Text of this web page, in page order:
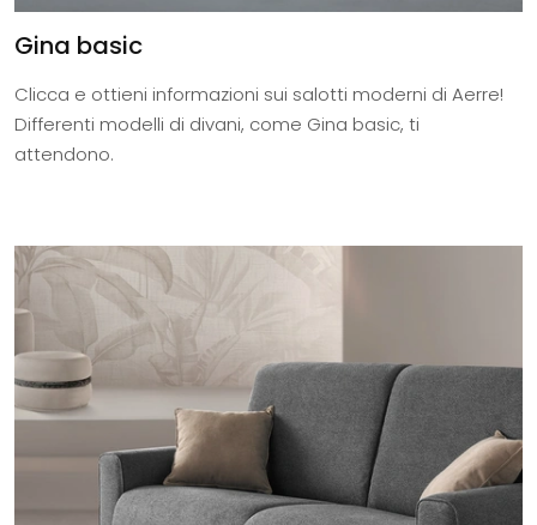
Gina basic
Clicca e ottieni informazioni sui salotti moderni di Aerre!
Differenti modelli di divani, come Gina basic, ti
attendono.